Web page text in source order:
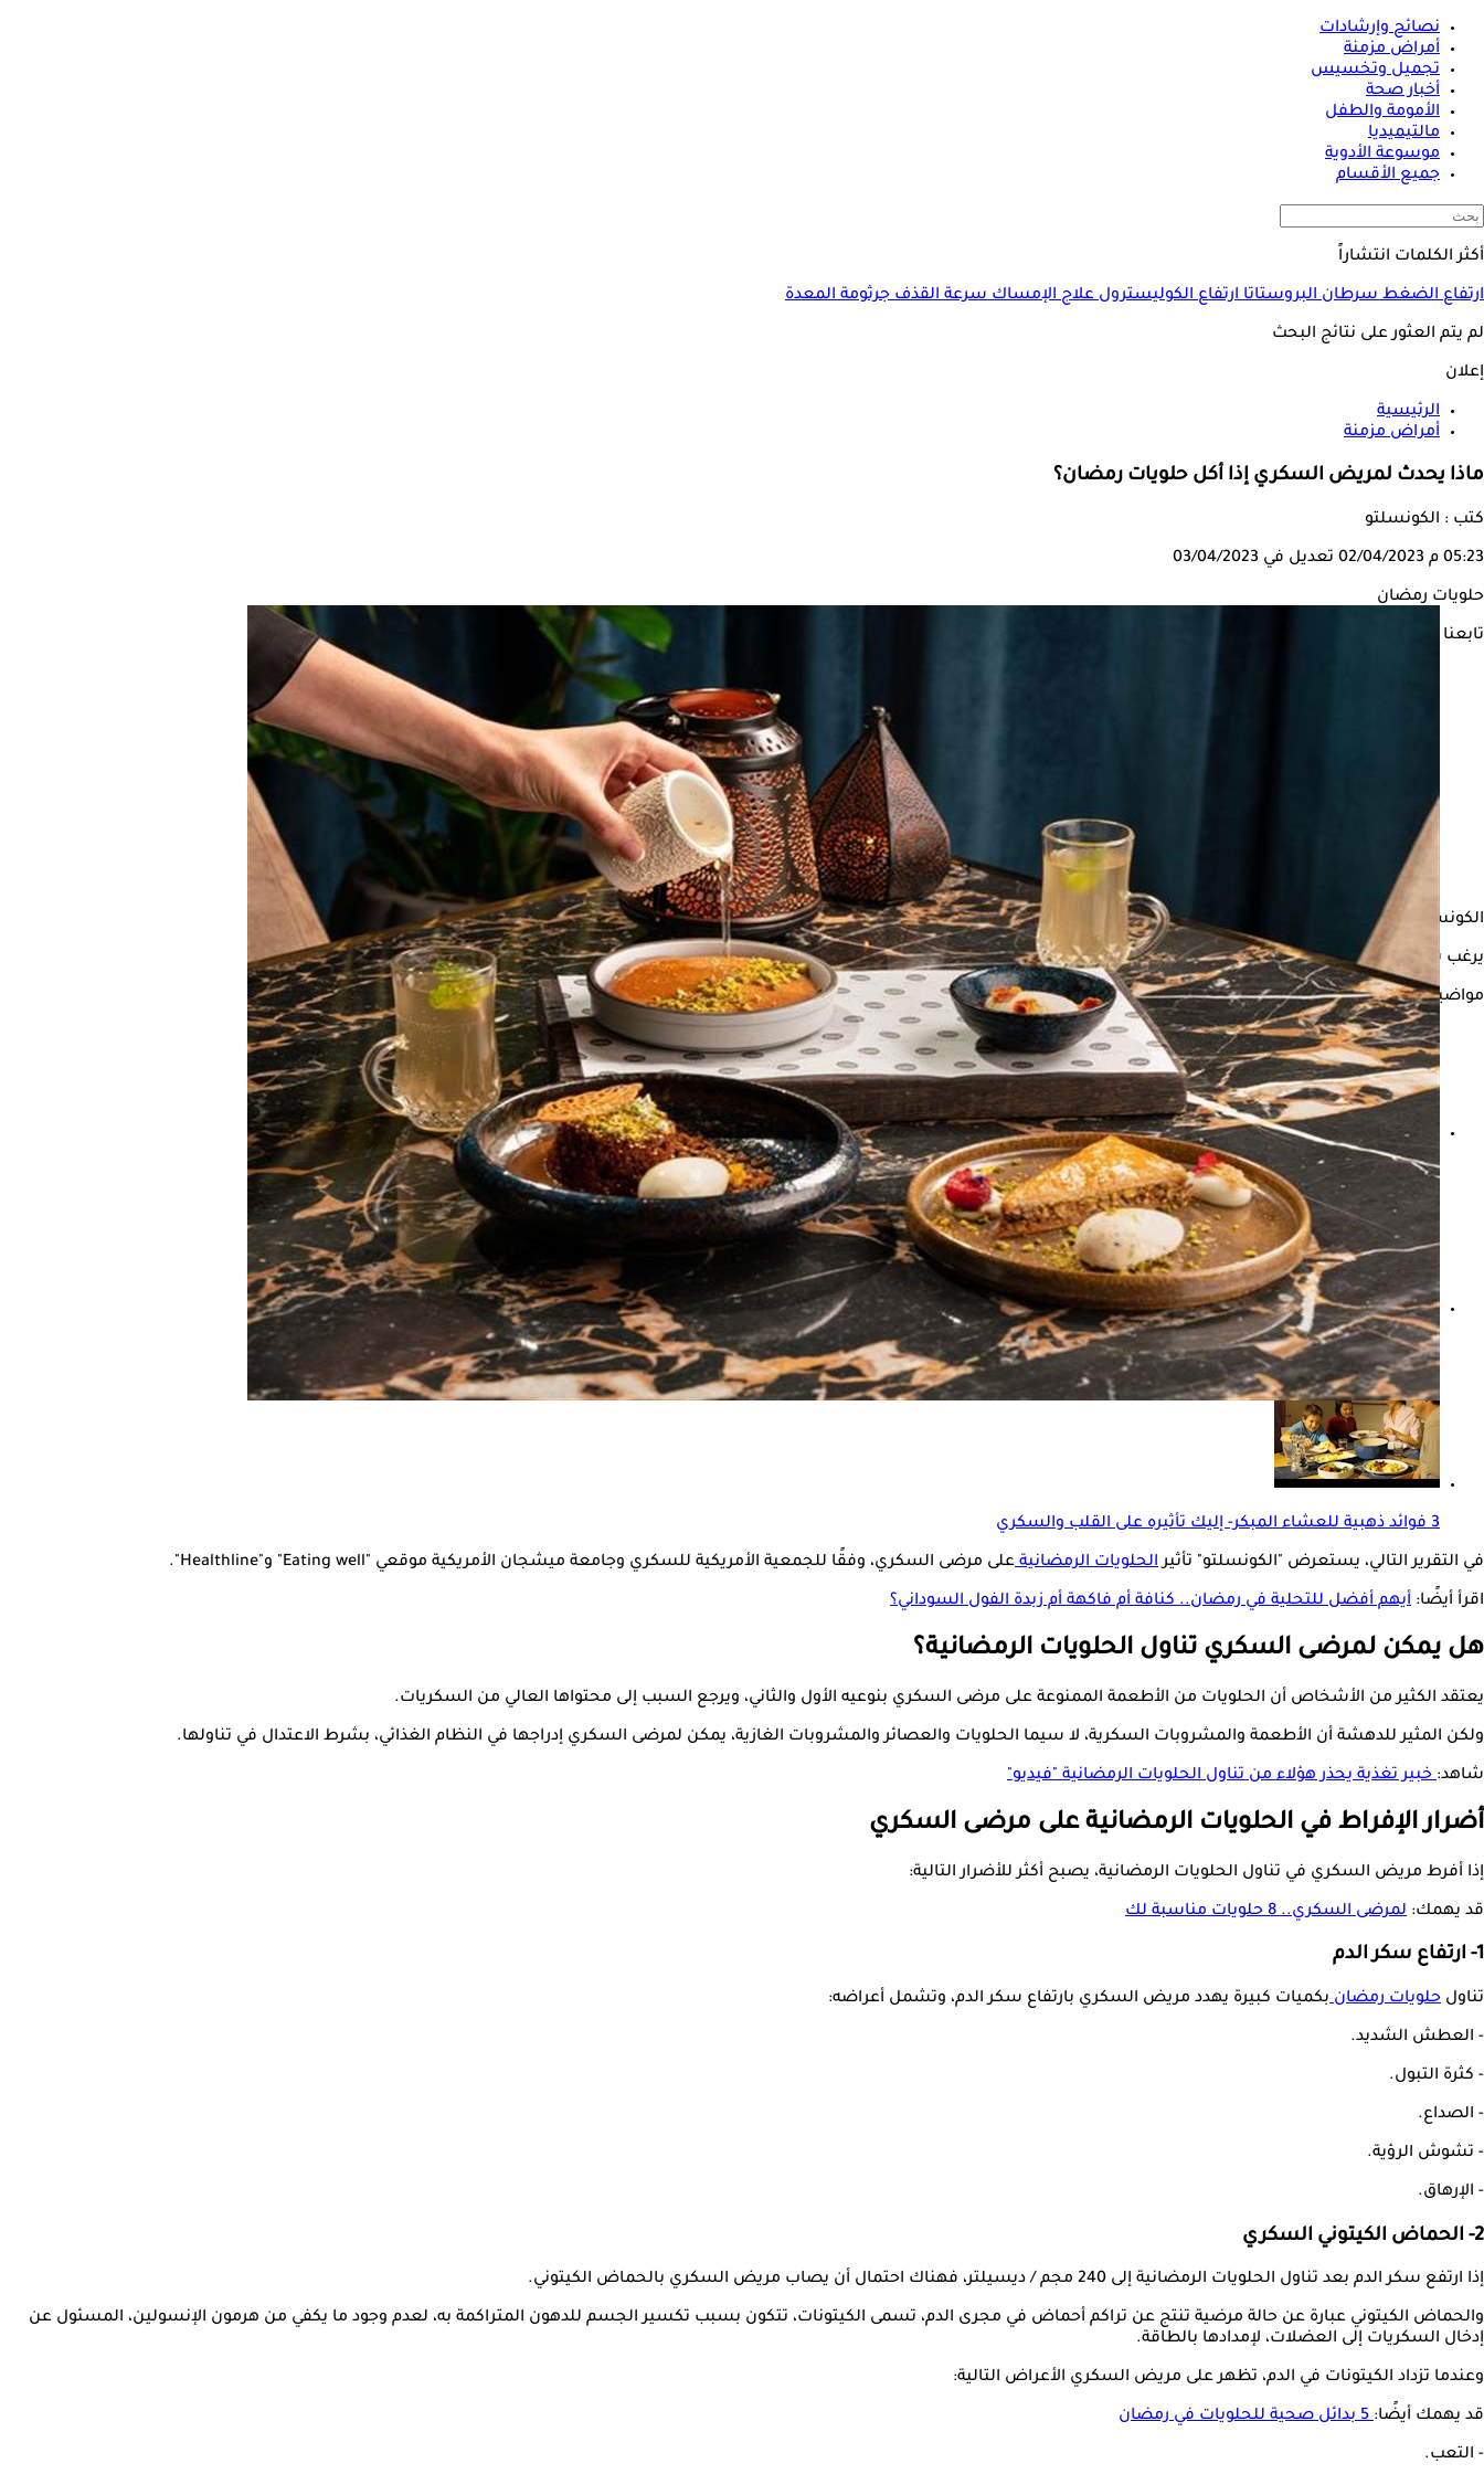
نصائح وإرشادات
أمراض مزمنة
تجميل وتخسيس
أخبار صحة
الأمومة والطفل
مالتيميديا
موسوعة الأدوية
جميع الأقسام
أكثر الكلمات انتشاراً
ارتفاع الضغطسرطان البروستاتاارتفاع الكوليسترولعلاج الإمساكسرعة القذفجرثومة المعدة
لم يتم العثور على نتائج البحث
إعلان
الرئيسية
أمراض مزمنة
ماذا يحدث لمريض السكري إذا أكل حلويات رمضان؟
كتب : الكونسلتو
05:23 م 02/04/2023 تعديل في 03/04/2023
حلويات رمضان
تابعنا على
الكونسلتو
يرغب بعض المصابين بداءالسكريفي تناول الحلويات الرمضانية، لكنهم يشعرون بالخوف من تأثيراتها على صحتهم، خاصةً أنها تحتوي على نسبة عالية من السكريات.
مواضيع ذات صلة
هل يسبب السكري الخرف؟.. طبيب يحذر: المرض يضاعف خطر ألزهايمر بنسبة 60%
ماذا تفعل عند أخذ جرعة إنسولين زائده؟- استشر طبيبك في هذه الحالات
3 فوائد ذهبية للعشاء المبكر- إليك تأثيره على القلب والسكري
في التقرير التالي، يستعرض "الكونسلتو" تأثيرالحلويات الرمضانيةعلى مرضى السكري، وفقًا للجمعية الأمريكية للسكري وجامعة ميشجان الأمريكية موقعي "Eating well" و"Healthline".
اقرأ أيضًا: أيهم أفضل للتحلية في رمضان.. كنافة أم فاكهة أم زبدة الفول السوداني؟
هل يمكن لمرضى السكري تناول الحلويات الرمضانية؟
يعتقد الكثير من الأشخاص أن الحلويات من الأطعمة الممنوعة على مرضى السكري بنوعيه الأول والثاني، ويرجع السبب إلى محتواها العالي من السكريات.
ولكن المثير للدهشة أن الأطعمة والمشروبات السكرية، لا سيما الحلويات والعصائر والمشروبات الغازية، يمكن لمرضى السكري إدراجها في النظام الغذائي، بشرط الاعتدال في تناولها.
شاهد:خبير تغذية يحذر هؤلاء من تناول الحلويات الرمضانية "فيديو"
أضرار الإفراط في الحلويات الرمضانية على مرضى السكري
إذا أفرط مريض السكري في تناول الحلويات الرمضانية، يصبح أكثر للأضرار التالية:
قد يهمك: لمرضى السكري.. 8 حلويات مناسبة لك
1- ارتفاع سكر الدم
تناول حلويات رمضانبكميات كبيرة يهدد مريض السكري بارتفاع سكر الدم، وتشمل أعراضه:
- العطش الشديد.
- كثرة التبول.
- الصداع.
- تشوش الرؤية.
- الإرهاق.
2- الحماض الكيتوني السكري
إذا ارتفع سكر الدم بعد تناول الحلويات الرمضانية إلى 240 مجم / ديسيلتر، فهناك احتمال أن يصاب مريض السكري بالحماض الكيتوني.
والحماض الكيتوني عبارة عن حالة مرضية تنتج عن تراكم أحماض في مجرى الدم، تسمى الكيتونات، تتكون بسبب تكسير الجسم للدهون المتراكمة به، لعدم وجود ما يكفي من هرمون الإنسولين، المسئول عن
إدخال السكريات إلى العضلات، لإمدادها بالطاقة.
وعندما تزداد الكيتونات في الدم، تظهر على مريض السكري الأعراض التالية:
قد يهمك أيضًا:5 بدائل صحية للحلويات في رمضان
- التعب.